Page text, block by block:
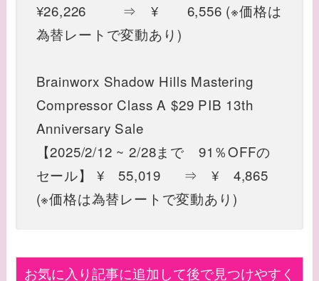
¥26,226 ⇒ ¥ 6,556 (※価格は
為替レートで変動あり)
Brainworx Shadow Hills Mastering
Compressor Class A $29 PIB 13th
Anniversary Sale
【2025/2/12 ~ 2/28まで 91％OFFの
セール】 ¥ 55,019 ⇒ ¥ 4,865
(※価格は為替レートで変動あり)
お気に入り記事に追加して後で見つけやすく